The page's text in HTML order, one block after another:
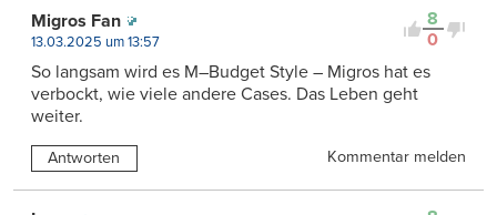
8
0
Migros Fan
13.03.2025 um 13:57
So langsam wird es M–Budget Style – Migros hat es
verbockt, wie viele andere Cases. Das Leben geht
weiter.
Antworten Kommentar melden